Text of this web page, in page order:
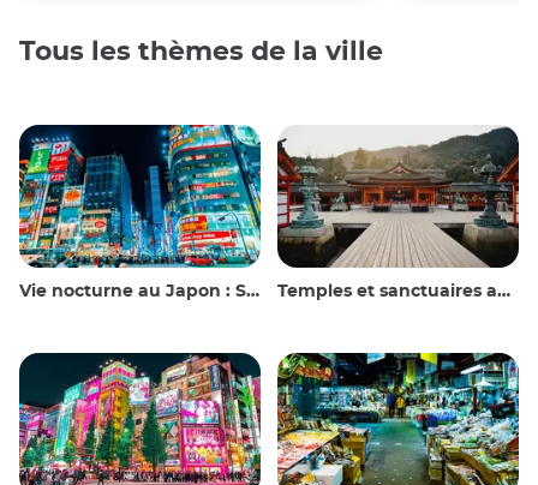
Tous les thèmes de la ville
Vie nocturne au Japon : Sortir, voir et boire Temples et sanctuaires au Japon